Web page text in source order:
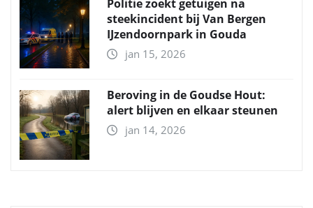
Politie zoekt getuigen na
steekincident bij Van Bergen
IJzendoornpark in Gouda
jan 15, 2026
Beroving in de Goudse Hout:
alert blijven en elkaar steunen
jan 14, 2026